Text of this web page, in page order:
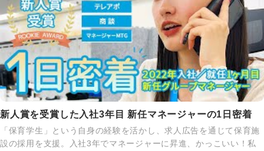
新人賞を受賞した入社3年目 新任マネージャーの1日密着
「保育学生」という自身の経験を活かし、求人広告を通じて保育施
設の採用を支援。入社3年でマネージャーに昇進、かっこいい！私